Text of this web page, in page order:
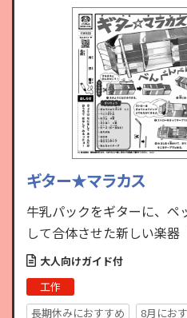
ギター★マラカス
牛乳パックをギターに、ペ
して合体させた新しい楽
作ります。ギタリストにな
ポーズをしながら弾…
大人向けガイド付
工作
長期休みにおすすめ
8月にお